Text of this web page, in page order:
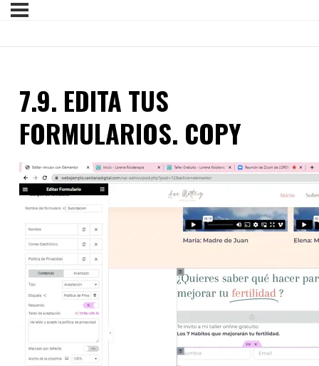
7.9. EDITA TUS
FORMULARIOS. COPY